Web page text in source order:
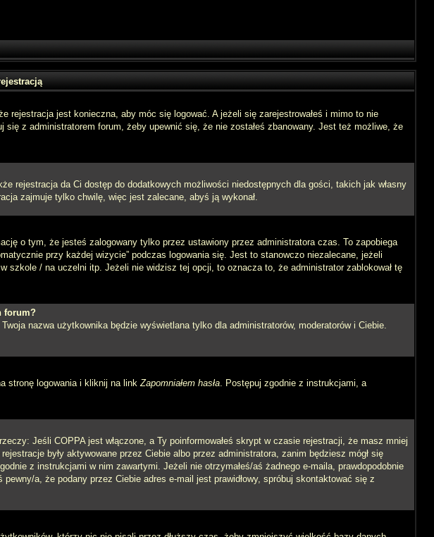
jest konieczna, aby móc się logować. A jeżeli się zarejestrowałeś i mimo to nie
z administratorem forum, żeby upewnić się, że nie zostałeś zbanowany. Jest też możliwe, że
rejestracja da Ci dostęp do dodatkowych możliwości niedostępnych dla gości, takich jak własny
zajmuje tylko chwilę, więc jest zalecane, abyś ją wykonał.
o tym, że jesteś zalogowany tylko przez ustawiony przez administratora czas. To zapobiega
przy każdej wizycie” podczas logowania się. Jest to stanowczo niezalecane, jeżeli
szkole / na uczelni itp. Jeżeli nie widzisz tej opcji, to oznacza to, że administrator zablokował tę
forum?
Twoja nazwa użytkownika będzie wyświetlana tylko dla administratorów, moderatorów i Ciebie.
stronę logowania i kliknij na linkZapomniałem hasła. Postępuj zgodnie z instrukcjami, a
Jeśli COPPA jest włączone, a Ty poinformowałeś skrypt w czasie rejestracji, że masz mniej
były aktywowane przez Ciebie albo przez administratora, zanim będziesz mógł się
z instrukcjami w nim zawartymi. Jeżeli nie otrzymałeś/aś żadnego e-maila, prawdopodobnie
a, że podany przez Ciebie adres e-mail jest prawidłowy, spróbuj skontaktować się z